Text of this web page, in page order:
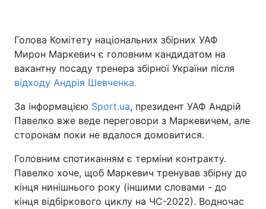
Голова Комітету національних збірних УАФ
Мирон Маркевич є головним кандидатом на
вакантну посаду тренера збірної України після
відходу Андрія Шевченка.
За інформацією Sport.ua, президент УАФ Андрій
Павелко вже веде переговори з Маркевичем, але
сторонам поки не вдалося домовитися.
Головним спотиканням є терміни контракту.
Павелко хоче, щоб Маркевич тренував збірну до
кінця нинішнього року (іншими словами - до
кінця відбіркового циклу на ЧС-2022). Водночас